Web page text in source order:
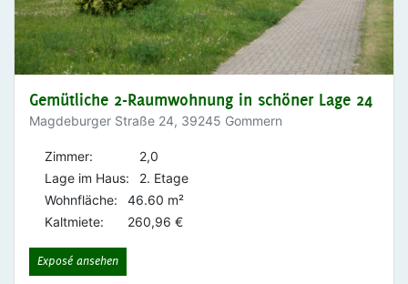
Gemütliche 2-Raumwohnung in schöner Lage 24
Magdeburger Straße 24, 39245 Gommern
Zimmer:
2,0
Lage im Haus:
2. Etage
Wohnfläche:
46.60 m²
Kaltmiete:
260,96 €
Exposé ansehen